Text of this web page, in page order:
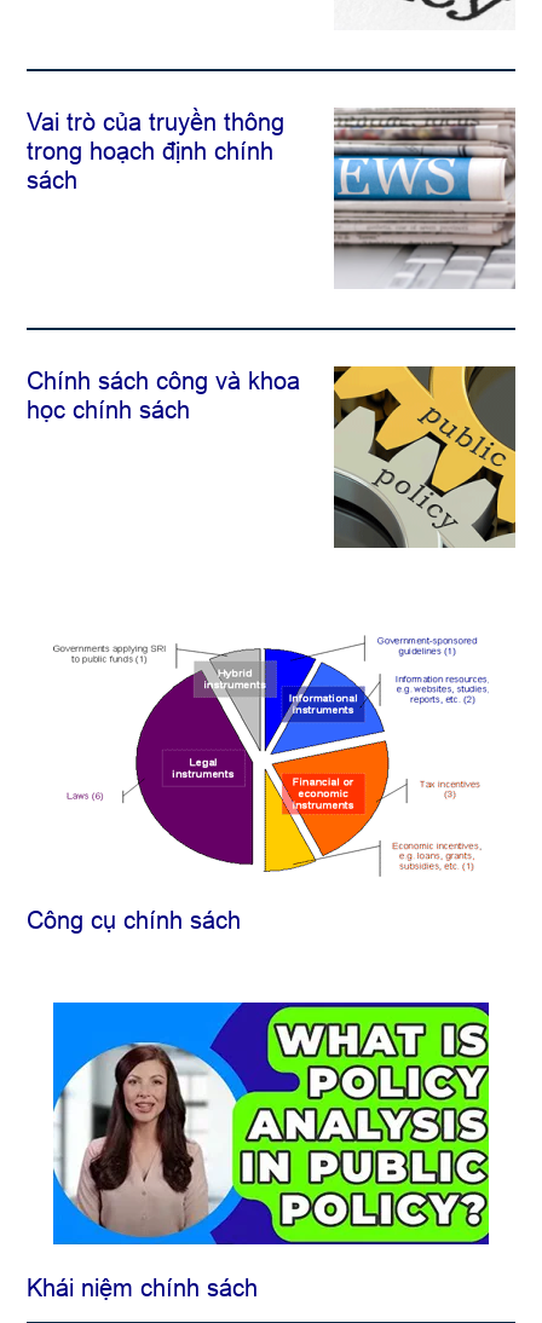
Vai trò của truyền thông
trong hoạch định chính
sách
Chính sách công và khoa
học chính sách
Công cụ chính sách
Khái niệm chính sách